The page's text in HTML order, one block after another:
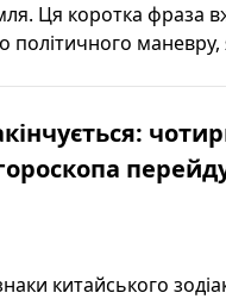
Ця коротка фраза
політичного маневру,
китайського